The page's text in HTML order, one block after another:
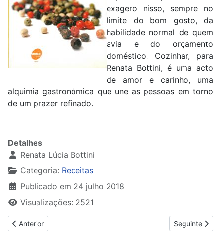
exagero nisso, sempre no
limite do bom gosto, da
habilidade normal de quem
avia e do orçamento
doméstico. Cozinhar, para
Renata Bottini, é uma acto
de amor e carinho, uma
alquimia gastronómica que une as pessoas em torno
de um prazer refinado.
Detalhes
Renata Lúcia Bottini
Categoria: Receitas
Publicado em 24 julho 2018
Visualizações: 2521
Artigo anterior: Comidas de Botequim
Anterior Artigo
Seguinte